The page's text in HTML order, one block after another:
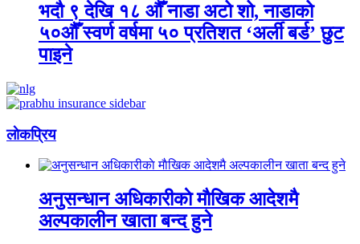
भदौ ९ देखि १८ औँ नाडा अटो शो, नाडाको
५०औँ स्वर्ण वर्षमा ५० प्रतिशत ‘अर्ली बर्ड’ छुट
पाइने
लाेकप्रिय
अनुसन्धान अधिकारीकाे माैखिक आदेशमै
अल्पकालीन खाता बन्द हुने